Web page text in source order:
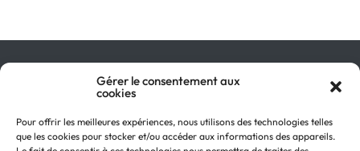
Gérer le consentement aux
cookies
Pour offrir les meilleures expériences, nous utilisons des technologies telles
que les cookies pour stocker et/ou accéder aux informations des appareils.
Qu’est-ce que le GIR ?
Pourquoi adhérer ?
On parle de nous !
Actualités
Retour en